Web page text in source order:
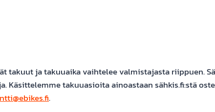
takuut ja takuuaika vaihtelee valmistajasta riippuen.
takuuasioita ainoastaan sähkis.fi:stä
.